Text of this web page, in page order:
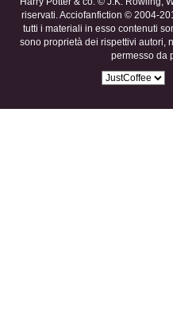
riservati. Acciofanfiction © 2004-
tutti i materiali in esso contenuti
sono proprietà dei rispettivi autori,
permesso da